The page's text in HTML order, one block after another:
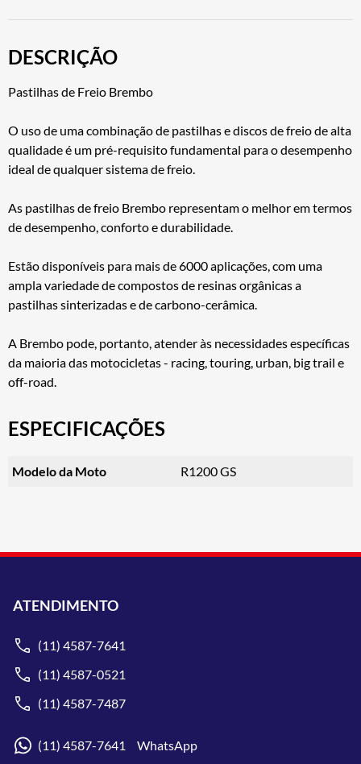
DESCRIÇÃO
Pastilhas de Freio Brembo
O uso de uma combinação de pastilhas e discos de freio de alta
qualidade é um pré-requisito fundamental para o desempenho
ideal de qualquer sistema de freio.
As pastilhas de freio Brembo representam o melhor em termos
de desempenho, conforto e durabilidade.
Estão disponíveis para mais de 6000 aplicações, com uma
ampla variedade de compostos de resinas orgânicas a
pastilhas sinterizadas e de carbono-cerâmica.
A Brembo pode, portanto, atender às necessidades específicas
da maioria das motocicletas - racing, touring, urban, big trail e
off-road.
ESPECIFICAÇÕES
Modelo da Moto R1200 GS
ATENDIMENTO
(11) 4587-7641
(11) 4587-0521
(11) 4587-7487
(11) 4587-7641 WhatsApp